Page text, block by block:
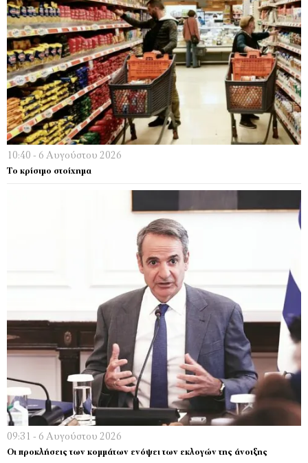
10:40 - 6 Αυγούστου 2026
Το κρίσιμο στοίχημα
09:31 - 6 Αυγούστου 2026
Οι προκλήσεις των κομμάτων ενόψει των εκλογών της άνοιξης